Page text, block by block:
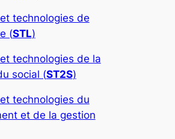
technologies de
(STL)
technologies de la
social (ST2S)
technologies du
et de la gestion